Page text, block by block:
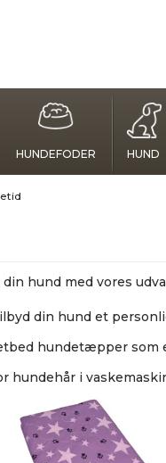
HUNDEFODER HUND
hund med vores
din hund et
hundetæpper som
hundehår i